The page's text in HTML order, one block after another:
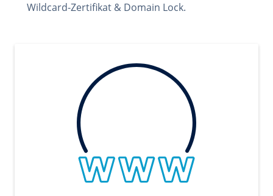
Wildcard-Zertifikat & Domain Lock.